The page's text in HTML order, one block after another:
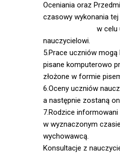
Oceniania oraz
w celu
nauczycielowi.
5.Prace uczniów
pisane komputerowo
złożone w formie
6.Oceny uczniów
a następnie zostaną
7.Rodzice
w wyznaczonym
wychowawcą.
Konsultacje z